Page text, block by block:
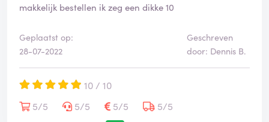
makkelijk bestellen ik zeg een dikke 10
Geplaatst op:
28-07-2022
Geschreven
door: Dennis B.
10 / 10
5/5
5/5 5/5
5/5